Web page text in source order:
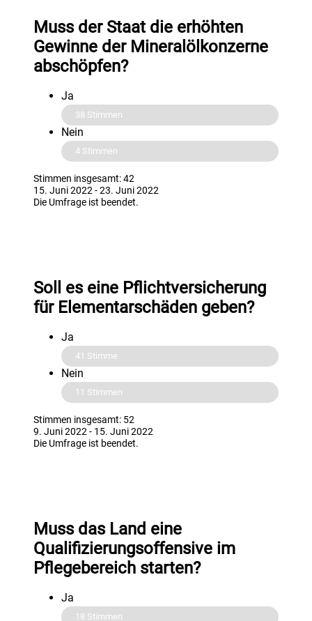
Muss der Staat die erhöhten
Gewinne der Mineralölkonzerne
abschöpfen?
Ja
38 Stimmen
Nein
4 Stimmen
Stimmen insgesamt: 42
15. Juni 2022 -23. Juni 2022
Die Umfrage ist beendet.
Soll es eine Pflichtversicherung
für Elementarschäden geben?
Ja
41 Stimme
Nein
11 Stimmen
Stimmen insgesamt: 52
9. Juni 2022 - 15. Juni 2022
Die Umfrage ist beendet.
Muss das Land eine
Qualifizierungsoffensive im
Pflegebereich starten?
Ja
18 Stimmen